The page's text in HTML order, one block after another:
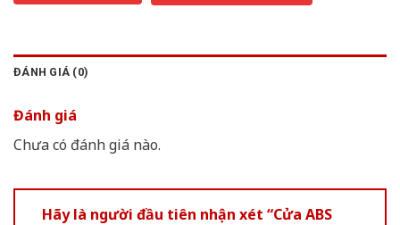
ĐÁNH GIÁ (0)
Đánh giá
Chưa có đánh giá nào.
Hãy là người đầu tiên nhận xét “Cửa ABS